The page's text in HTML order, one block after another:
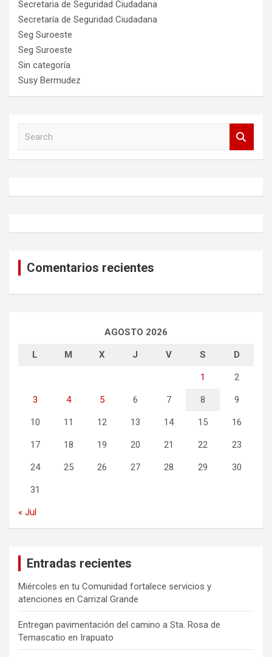
Secretaria de Seguridad Ciudadana
Secretaría de Seguridad Ciudadana
Seg Suroeste
Seg Suroeste
Sin categoría
Susy Bermudez
h
Comentarios recientes
AGOSTO 2026
L M X J V S D
1 2
3 4 5 6 7 8 9
10 11 12 13 14 15 16
17 18 19 20 21 22 23
24 25 26 27 28 29 30
31
« Jul
Entradas recientes
Miércoles en tu Comunidad fortalece servicios y
atenciones en Carrizal Grande
Entregan pavimentación del camino a Sta. Rosa de
Temascatio en Irapuato